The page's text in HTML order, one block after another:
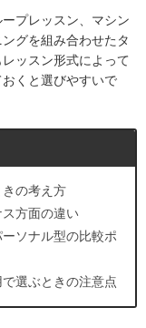
プレッスン、マシン
グを組み合わせたタ
ッスン形式によって
くと選びやすいで
の考え方
方面の違い
ソナル型の比較ポ
選ぶときの注意点